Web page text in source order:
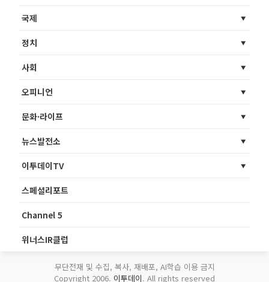
국제
정치
사회
오피니언
문화·라이프
뉴스발전소
이투데이TV
스페셜리포트
Channel 5
위너스IR클럽
무단전재 및 수집, 복사, 재배포, AI학습 이용 금지
Copyright 2006. 이투데이. All rights reserved